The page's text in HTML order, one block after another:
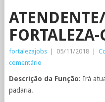
FORTALEZA-
fortalezajobs 05/11/2018
comentário
Descrição da Função: Irá
padaria.